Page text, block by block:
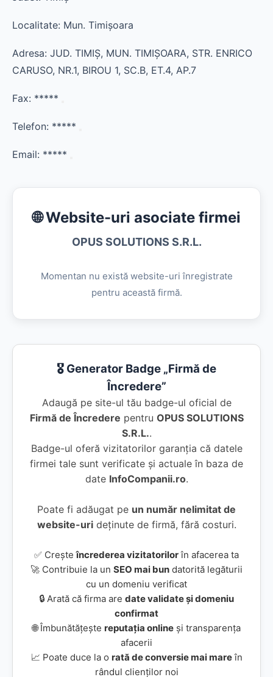
Localitate: Mun. Timişoara
Adresa: JUD. TIMIŞ, MUN. TIMIŞOARA, STR. ENRICO
CARUSO, NR.1, BIROU 1, SC.B, ET.4, AP.7
Fax: *****
Telefon: *****
Email: *****
🌐 Website-uri asociate firmei
OPUS SOLUTIONS S.R.L.
Momentan nu există website-uri înregistrate
pentru această firmă.
🎖️ Generator Badge „Firmă de
Încredere”
Adaugă pe site-ul tău badge-ul oficial de
Firmă de Încredere pentru OPUS SOLUTIONS
S.R.L..
Badge-ul oferă vizitatorilor garanția că datele
firmei tale sunt verificate și actuale în baza de
date InfoCompanii.ro.
Poate fi adăugat pe un număr nelimitat de
website-urideținute de firmă, fără costuri.
✅ Creșteîncrederea vizitatorilorîn afacerea ta
🚀 Contribuie la un SEO mai bun datorită legăturii
cu un domeniu verificat
🔒 Arată că firma are date validate și domeniu
confirmat
🌐 Îmbunătățește reputația online și transparența
afacerii
📈 Poate duce la o rată de conversie mai mareîn
rândul clienților noi